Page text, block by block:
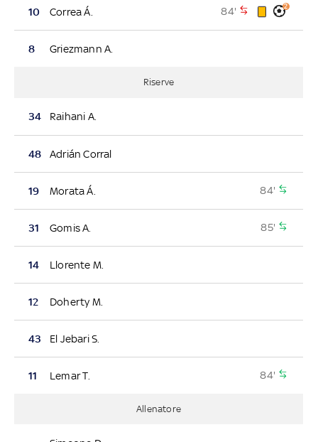
10 Correa Á. 84' 2
8 Griezmann A.
Riserve
34 Raihani A.
48 Adrián Corral
19 Morata Á. 84'
31 Gomis A. 85'
14 Llorente M.
12 Doherty M.
43 El Jebari S.
11 Lemar T. 84'
Allenatore